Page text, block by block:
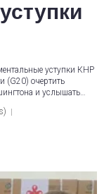
уступки КНР
(G20) очертить
и услышать…
)